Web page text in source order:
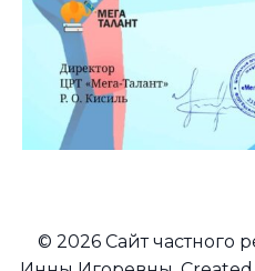
© 2026 Сайт частного